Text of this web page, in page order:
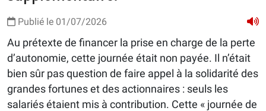
Publié le 01/07/2026
Au prétexte de financer la prise en charge de la perte
d’autonomie, cette journée était non payée. Il n’était
bien sûr pas question de faire appel à la solidarité des
grandes fortunes et des actionnaires : seuls les
salariés étaient mis à contribution. Cette « journée de